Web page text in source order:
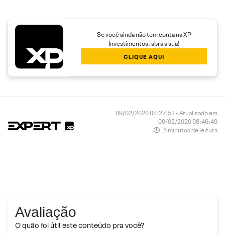
Se você ainda não tem conta na XP
Investimentos, abra a sua!
CLIQUE AQUI
09/02/2020 08:27:51 • Atualizado em
09/02/2020 08:46:49
5 minutos de leitura
Avaliação
O quão foi útil este conteúdo pra você?